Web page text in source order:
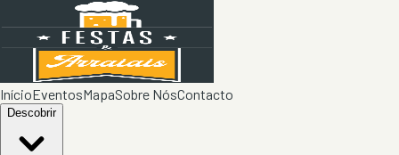
InícioEventosMapaSobre NósContacto
Descobrir